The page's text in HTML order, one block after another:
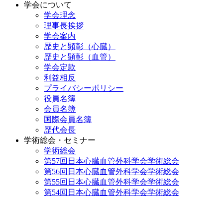
学会について
学会理念
理事長挨拶
学会案内
歴史と顕彰（心臓）
歴史と顕彰（血管）
学会定款
利益相反
プライバシーポリシー
役員名簿
会員名簿
国際会員名簿
歴代会長
学術総会・セミナー
学術総会
第57回日本心臓血管外科学会学術総会
第56回日本心臓血管外科学会学術総会
第55回日本心臓血管外科学会学術総会
第54回日本心臓血管外科学会学術総会